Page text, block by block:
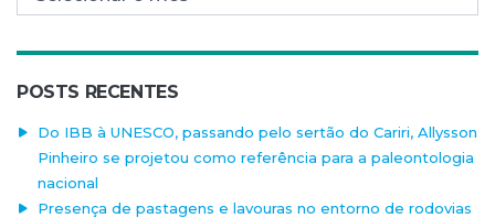
POSTS RECENTES
Do IBB à UNESCO, passando pelo sertão do Cariri, Allysson
Pinheiro se projetou como referência para a paleontologia
nacional
Presença de pastagens e lavouras no entorno de rodovias